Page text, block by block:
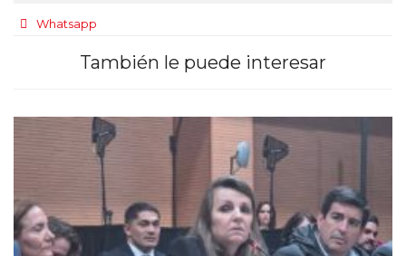
Whatsapp
También le puede interesar